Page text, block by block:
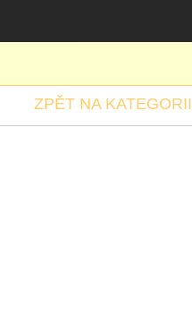
ZPĚT NA KATEGORII